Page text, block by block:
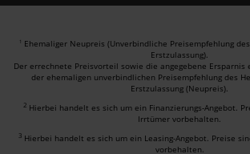
1 Ehemaliger Neupreis (Unverbindliche Preisempfehlung
Erstzulassung).
Der errechnete Preisvorteil sowie die angegebene Ersparnis
der ehemaligen unverbindlichen Preisempfehlung des
Erstzulassung (Neupreis).
2 Hierbei handelt es sich um ein Finanzierungs-Angebot.
Irrtümer vorbehalten.
3 Hierbei handelt es sich um ein Leasing-Angebot. Preise
vorbehalten.